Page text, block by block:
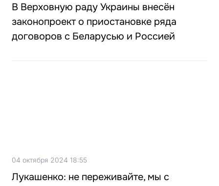
В Верховную раду Украины внесён
законопроект о приостановке ряда
договоров с Беларусью и Россией
04 октября 2024 18:55
Лукашенко: не переживайте, мы с